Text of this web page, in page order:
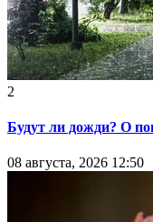
2
Будут ли дожди? О
08 августа, 2026 12:50